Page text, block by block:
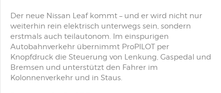
Der neue Nissan Leaf kommt – und er wird nicht nur
weiterhin rein elektrisch unterwegs sein, sondern
erstmals auch teilautonom. Im einspurigen
Autobahnverkehr übernimmt ProPILOT per
Knopfdruck die Steuerung von Lenkung, Gaspedal und
Bremsen und unterstützt den Fahrer im
Kolonnenverkehr und in Staus.